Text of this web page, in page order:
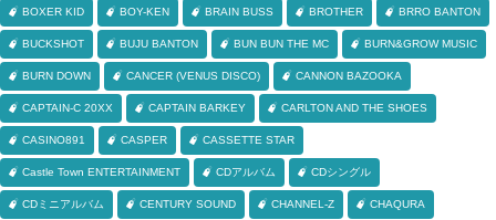
BOXER KID BOY-KEN BRAIN BUSS BROTHER BRRO BANTON
BUCKSHOT BUJU BANTON BUN BUN THE MC BURN&GROW MUSIC
BURN DOWN CANCER (VENUS DISCO) CANNON BAZOOKA
CAPTAIN-C 20XX CAPTAIN BARKEY CARLTON AND THE SHOES
CASINO891 CASPER CASSETTE STAR
Castle Town ENTERTAINMENT CDアルバム CDシングル
CDミニアルバム CENTURY SOUND CHANNEL-Z CHAQURA